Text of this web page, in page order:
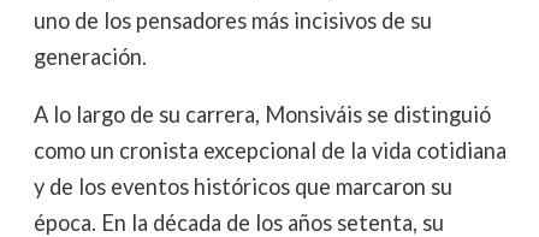
uno de los pensadores más incisivos de su
generación.
A lo largo de su carrera, Monsiváis se distinguió
como un cronista excepcional de la vida cotidiana
y de los eventos históricos que marcaron su
época. En la década de los años setenta, su